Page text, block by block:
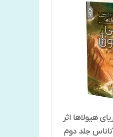
هیولاها اثر
جلد دوم